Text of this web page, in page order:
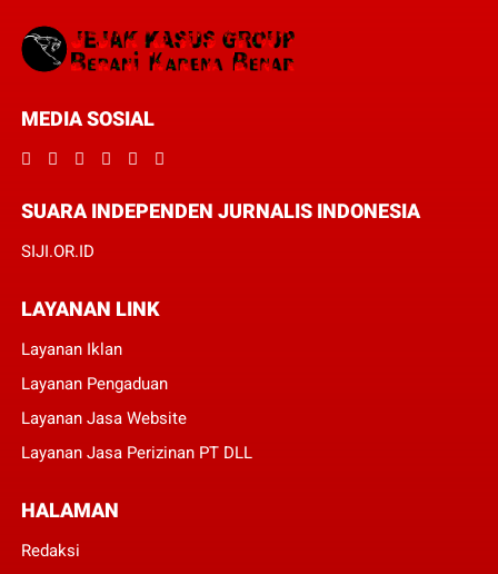
MEDIA SOSIAL
SUARA INDEPENDEN JURNALIS INDONESIA
SIJI.OR.ID
LAYANAN LINK
Layanan Iklan
Layanan Pengaduan
Layanan Jasa Website
Layanan Jasa Perizinan PT DLL
HALAMAN
Redaksi